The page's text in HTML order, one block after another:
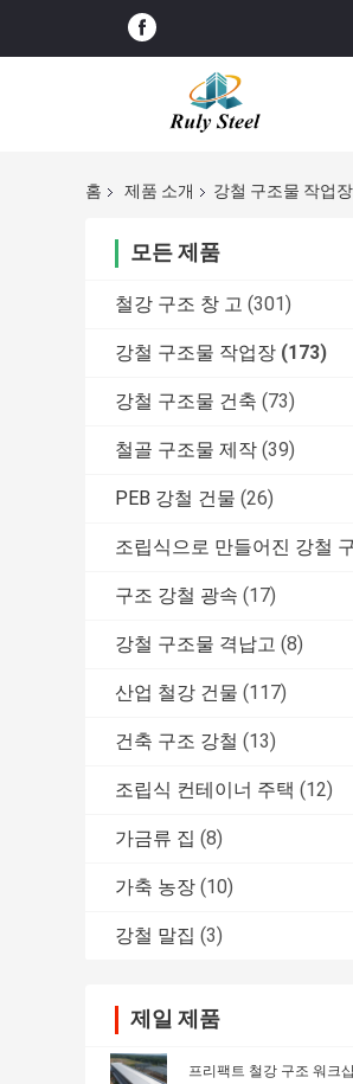
홈 제품 소개 강철 구조물 작업장
모든 제품
철강 구조 창 고 (301)
강철 구조물 작업장 (173)
강철 구조물 건축 (73)
철골 구조물 제작 (39)
PEB 강철 건물 (26)
조립식으로 만들어진 강철
구조 강철 광속 (17)
강철 구조물 격납고 (8)
산업 철강 건물 (117)
건축 구조 강철 (13)
조립식 컨테이너 주택 (12)
가금류 집 (8)
가축 농장 (10)
강철 말집 (3)
제일 제품
프리팩트 철강 구조 워크